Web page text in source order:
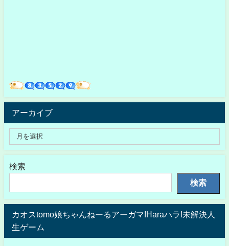
アーカイブ
検索
検索
カオスtomo娘ちゃんねーるアーガマ!Haraハラ!未解決人
生ゲーム